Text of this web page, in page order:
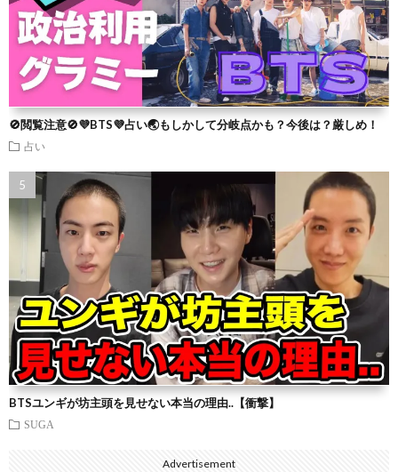
🚫閲覧注意🚫💜BTS💜占い🌏もしかして分岐点かも？今後は？厳しめ！
占い
BTSユンギが坊主頭を見せない本当の理由..【衝撃】
SUGA
Advertisement